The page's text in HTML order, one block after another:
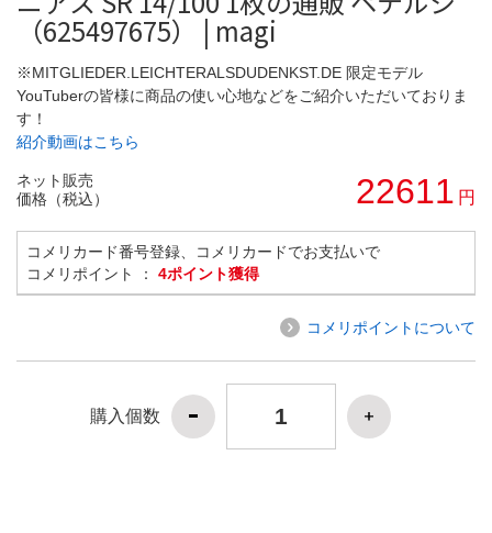
（625497675） | magi
※MITGLIEDER.LEICHTERALSDUDENKST.DE 限定モデル
YouTuberの皆様に商品の使い心地などをご紹介いただいておりま
す！
紹介動画はこちら
ネット販売
価格（税込）
22611 円
コメリカード番号登録、コメリカードでお支払いで
コメリポイント ： 4ポイント獲得
コメリポイントについて
購入個数